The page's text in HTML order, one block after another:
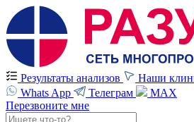
Результаты анализов Наши
Whats App
Телеграм
MAX
Перезвоните мне